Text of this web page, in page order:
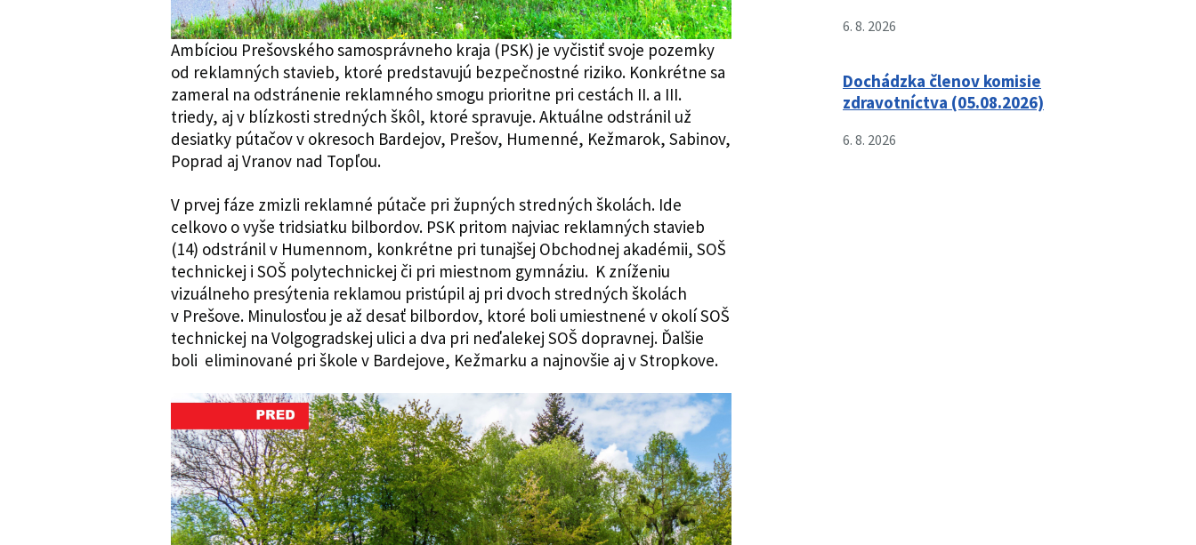
Ambíciou Prešovského samosprávneho kraja (PSK) je vyčistiť svoje pozemky
od reklamných stavieb, ktoré predstavujú bezpečnostné riziko. Konkrétne sa
zameral na odstránenie reklamného smogu prioritne pri cestách II. a III.
triedy, aj v blízkosti stredných škôl, ktoré spravuje. Aktuálne odstránil už
desiatky pútačov v okresoch Bardejov, Prešov, Humenné, Kežmarok, Sabinov,
Poprad aj Vranov nad Topľou.
V prvej fáze zmizli reklamné pútače pri župných stredných školách. Ide
celkovo o vyše tridsiatku bilbordov. PSK pritom najviac reklamných stavieb
(14) odstránil v Humennom, konkrétne pri tunajšej Obchodnej akadémii, SOŠ
technickej i SOŠ polytechnickej či pri miestnom gymnáziu. K zníženiu
vizuálneho presýtenia reklamou pristúpil aj pri dvoch stredných školách
v Prešove. Minulosťou je až desať bilbordov, ktoré boli umiestnené v okolí SOŠ
technickej na Volgogradskej ulici a dva pri neďalekej SOŠ dopravnej. Ďalšie
boli eliminované pri škole v Bardejove, Kežmarku a najnovšie aj v Stropkove.
6. 8. 2026
Dochádzka členov komisie
zdravotníctva (05.08.2026)
6. 8. 2026